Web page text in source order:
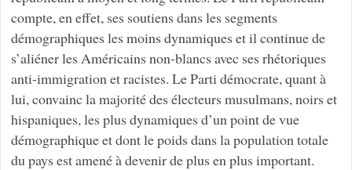
compte, en effet, ses soutiens dans les segments
démographiques les moins dynamiques et il continue de
s’aliéner les Américains non-blancs avec ses rhétoriques
anti-immigration et racistes. Le Parti démocrate, quant à
lui, convainc la majorité des électeurs musulmans, noirs et
hispaniques, les plus dynamiques d’un point de vue
démographique et dont le poids dans la population totale
du pays est amené à devenir de plus en plus important.